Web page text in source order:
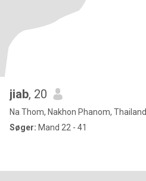
jiab, 20
Na Thom, Nakhon Phanom, Thailand
Søger: Mand 22 - 41